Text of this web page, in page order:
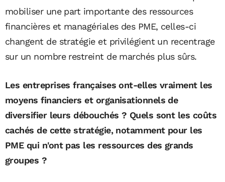
mobiliser une part importante des ressources
financières et managériales des PME, celles-ci
changent de stratégie et privilégient un recentrage
sur un nombre restreint de marchés plus sûrs.
Les entreprises françaises ont-elles vraiment les
moyens financiers et organisationnels de
diversifier leurs débouchés ? Quels sont les coûts
cachés de cette stratégie, notamment pour les
PME qui n'ont pas les ressources des grands
groupes ?